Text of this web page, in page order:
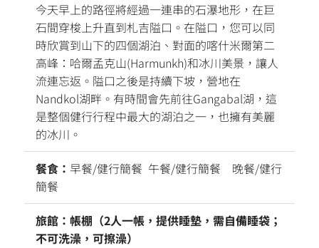
今天早上的路徑將經過一連串的石瀑地形，在巨
石間穿梭上升直到札吉隘口。在隘口，您可以同
時欣賞到山下的四個湖泊、對面的喀什米爾第二
高峰：哈爾孟克山(Harmunkh)和冰川美景，讓人
流連忘返。隘口之後是持續下坡，營地在
Nandkol湖畔。有時間會先前往Gangabal湖，這
是整個健行行程中最大的湖泊之一，也擁有美麗
的冰川。
餐食： 早餐/健行簡餐 午餐/健行簡餐 晚餐/健行
簡餐
旅館：帳棚（2人一帳，提供睡墊，需自備睡袋；
不可洗澡，可擦澡）